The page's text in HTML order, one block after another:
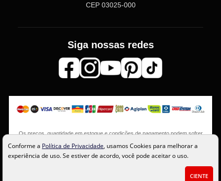
CEP 03025-000
Siga nossas redes
Os preços, quantidade em estoque e condições de pagamento podem sofrer
Conforme a Política de Privacidade , usamos Cookies para melhorar a
experiência de uso. Se estiver de acordo, você pode aceitar o uso.
CIENTE